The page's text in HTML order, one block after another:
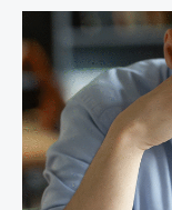
Estão
Presos
–
Como
Escapar?